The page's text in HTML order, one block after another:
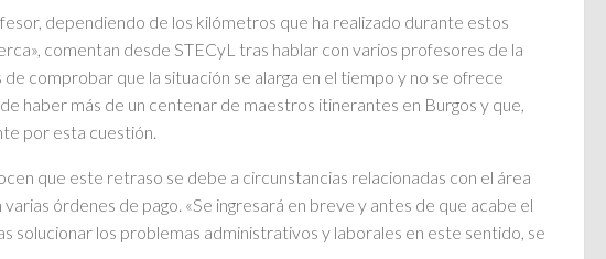
dependiendo de los kilómetros que ha realizado durante estos
comentan desde STECyL tras hablar con varios profesores de la
comprobar que la situación se alarga en el tiempo y no se ofrece
haber más de un centenar de maestros itinerantes en Burgos y que,
por esta cuestión.
que este retraso se debe a circunstancias relacionadas con el área
órdenes de pago. «Se ingresará en breve y antes de que acabe el
solucionar los problemas administrativos y laborales en este sentido, se